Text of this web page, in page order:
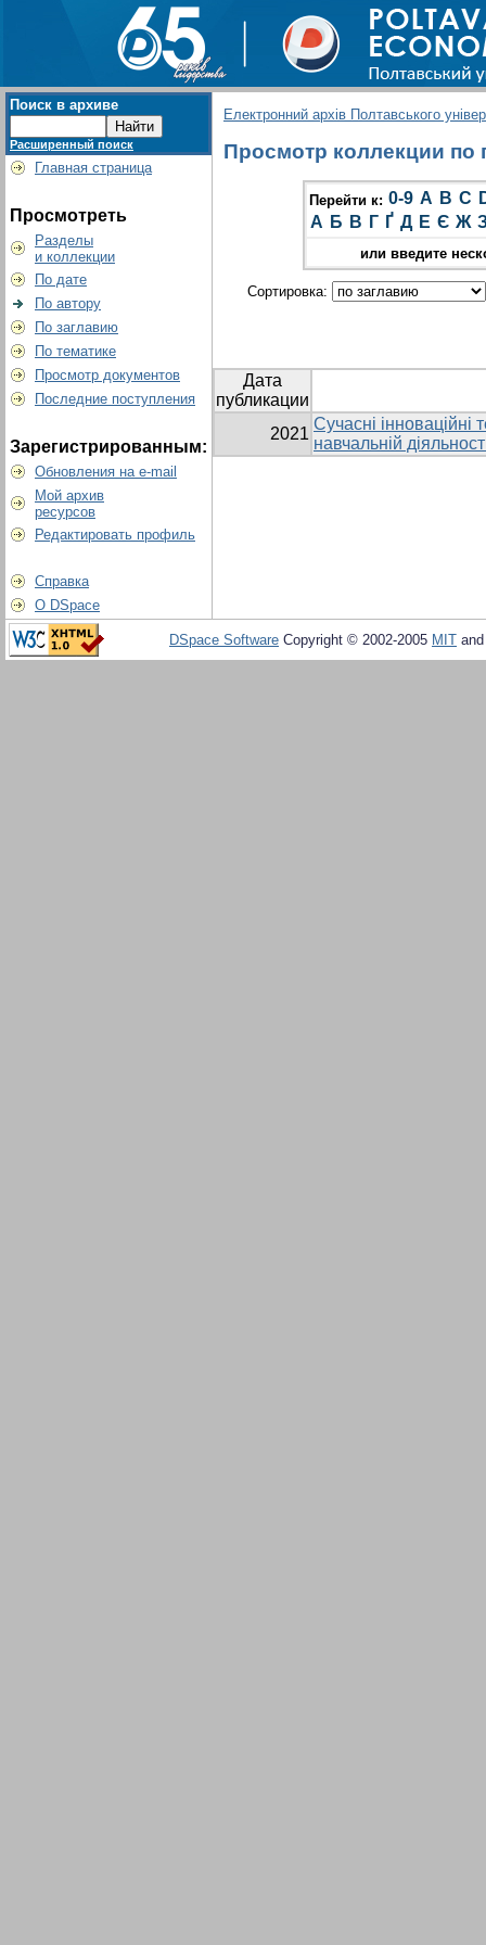
Поиск в архиве
Расширенный поиск
Главная страница
Просмотреть
Разделы
и коллекции
По дате
По автору
По заглавию
По тематике
Просмотр документов
Последние поступления
Зарегистрированным:
Обновления на e-mail
Мой архив
ресурсов
Редактировать профиль
Справка
О DSpace
Електронний архів Полтавського
Просмотр коллекции по
Перейти к: 0-9 A B C
А Б В Г Ґ Д Е Є Ж
или введите
Сортировка:
Дата
публикации
2021
Сучасні інноваційні
навчальній
DSpace Software Copyright © 2002-2005 MIT